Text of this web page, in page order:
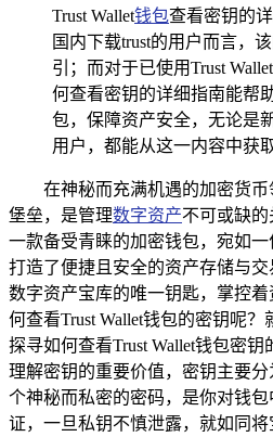
Trust Wallet钱包查看密钥的
国内下载trust的用户而言，
引；而对于已使用Trust
何查看密钥的详细指南能帮
包，保障资产安全，无论是
用户，都能从这一内容中获
在神秘而充满机遇的加密货
堡垒，是管理数字资产不可或缺的
一款备受青睐的加密钱包，宛如
打造了便捷且安全的资产存储与
数字资产宝库的唯一钥匙，掌控
何查看Trust Wallet钱包的密钥呢
探寻如何查看Trust Wallet钱包密
理解密钥的重要价值，密钥主要
个神秘而私密的密码，是你对钱
证，一旦私钥不慎泄露，就如同